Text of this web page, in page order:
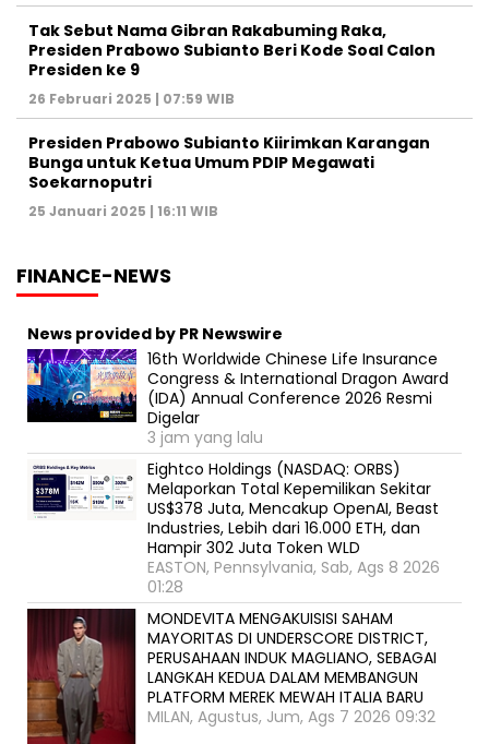
Tak Sebut Nama Gibran Rakabuming Raka,
Presiden Prabowo Subianto Beri Kode Soal Calon
Presiden ke 9
26 Februari 2025 | 07:59 WIB
Presiden Prabowo Subianto Kiirimkan Karangan
Bunga untuk Ketua Umum PDIP Megawati
Soekarnoputri
25 Januari 2025 | 16:11 WIB
FINANCE-NEWS
News provided by PR Newswire
16th Worldwide Chinese Life Insurance
Congress & International Dragon Award
(IDA) Annual Conference 2026 Resmi
Digelar
3 jam yang lalu
Eightco Holdings (NASDAQ: ORBS)
Melaporkan Total Kepemilikan Sekitar
US$378 Juta, Mencakup OpenAI, Beast
Industries, Lebih dari 16.000 ETH, dan
Hampir 302 Juta Token WLD
EASTON, Pennsylvania, Sab, Ags 8 2026
01:28
MONDEVITA MENGAKUISISI SAHAM
MAYORITAS DI UNDERSCORE DISTRICT,
PERUSAHAAN INDUK MAGLIANO, SEBAGAI
LANGKAH KEDUA DALAM MEMBANGUN
PLATFORM MEREK MEWAH ITALIA BARU
MILAN, Agustus, Jum, Ags 7 2026 09:32